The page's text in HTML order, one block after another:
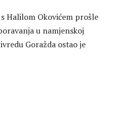
Halilom Okovićem prošle
u namjenskoj
Goražda ostao je